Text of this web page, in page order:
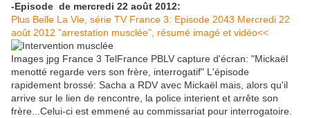
-Episode de mercredi 22 août 2012:
Plus Belle La Vie, série TV France 3: Episode 2043 Mercredi 22
août 2012 "arrestation musclée", résumé imagé et vidéo<<
Images jpg France 3 TelFrance PBLV capture d'écran: "Mickaël
menotté regarde vers son frère, interrogatif" L'épisode
rapidement brossé: Sacha a RDV avec Mickaël mais, alors qu'il
arrive sur le lien de rencontre, la police interient et arrête son
frère...Celui-ci est emmené au commissariat pour interrogatoire.